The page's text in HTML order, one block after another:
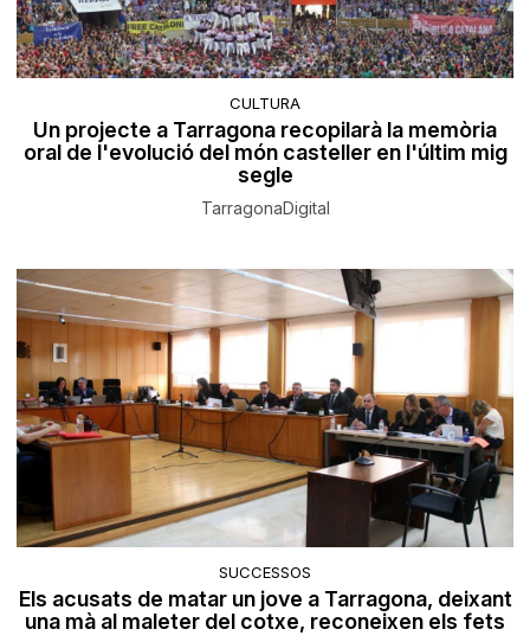
CULTURA
Un projecte a Tarragona recopilarà la memòria
oral de l'evolució del món casteller en l'últim mig
segle
TarragonaDigital
SUCCESSOS
Els acusats de matar un jove a Tarragona, deixant
una mà al maleter del cotxe, reconeixen els fets